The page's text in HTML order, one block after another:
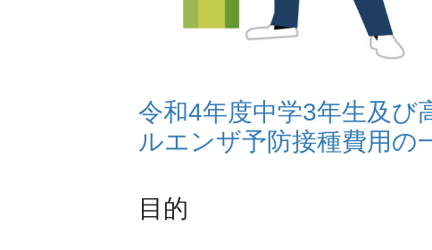
令和4年度中学3年生及び
ルエンザ予防接種費用の
目的